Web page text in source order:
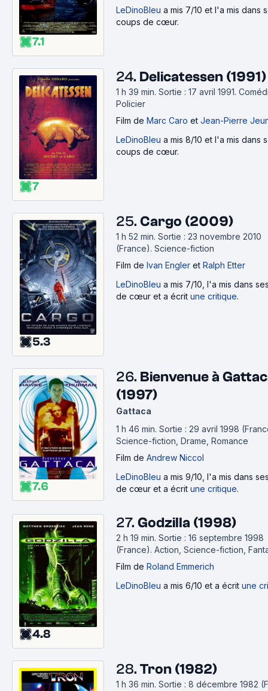
7.1
LeDinoBleu a mis 7/10 et l'a mis dans
coups de cœur.
7
24. Delicatessen (1991)
1 h 39 min. Sortie : 17 avril 1991.
Policier
Film de Marc Caro et Jean-Pierre
LeDinoBleu a mis 8/10 et l'a mis dans
coups de cœur.
5.3
25. Cargo (2009)
1 h 52 min. Sortie : 23 novembre 2010
(France). Science-fiction
Film de Ivan Engler et Ralph Etter
LeDinoBleu a mis 7/10, l'a mis dans
de cœur et a écrit une critique.
7.6
26. Bienvenue à
(1997)
Gattaca
1 h 46 min. Sortie : 29 avril 1998
Science-fiction, Drame, Romance
Film de Andrew Niccol
LeDinoBleu a mis 9/10, l'a mis dans
de cœur et a écrit une critique.
4.8
27. Godzilla (1998)
2 h 19 min. Sortie : 16 septembre 1998
(France). Action, Science-fiction,
Film de Roland Emmerich
LeDinoBleu a mis 6/10 et a écrit une
28. Tron (1982)
1 h 36 min. Sortie : 8 décembre 1982